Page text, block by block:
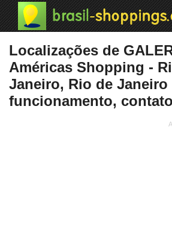
Localizações de
Américas Shopping -
Janeiro, Rio de
funcionamento,